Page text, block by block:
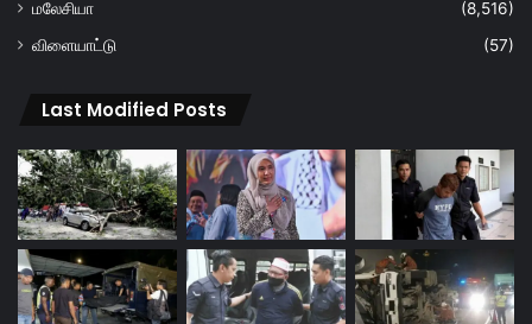
மலேசியா
(8,516)
விளையாட்டு
(57)
Last Modified Posts